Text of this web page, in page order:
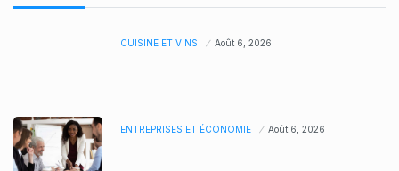
CUISINE ET VINS Août 6, 2026
ENTREPRISES ET ÉCONOMIE Août 6, 2026